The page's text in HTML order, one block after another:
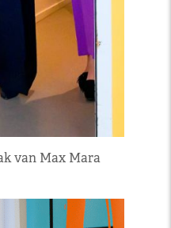
van Max Mara